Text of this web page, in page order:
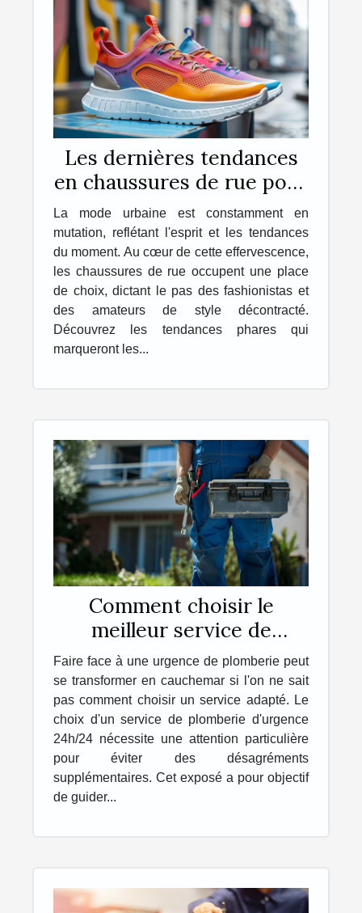
Les dernières tendances
en chaussures de rue pour
la saison à venir
La mode urbaine est constamment en
mutation, reflétant l'esprit et les tendances
du moment. Au cœur de cette effervescence,
les chaussures de rue occupent une place
de choix, dictant le pas des fashionistas et
des amateurs de style décontracté.
Découvrez les tendances phares qui
marqueront les...
Comment choisir le
meilleur service de
plomberie d'urgence
24h/24
Faire face à une urgence de plomberie peut
se transformer en cauchemar si l'on ne sait
pas comment choisir un service adapté. Le
choix d'un service de plomberie d'urgence
24h/24 nécessite une attention particulière
pour éviter des désagréments
supplémentaires. Cet exposé a pour objectif
de guider...